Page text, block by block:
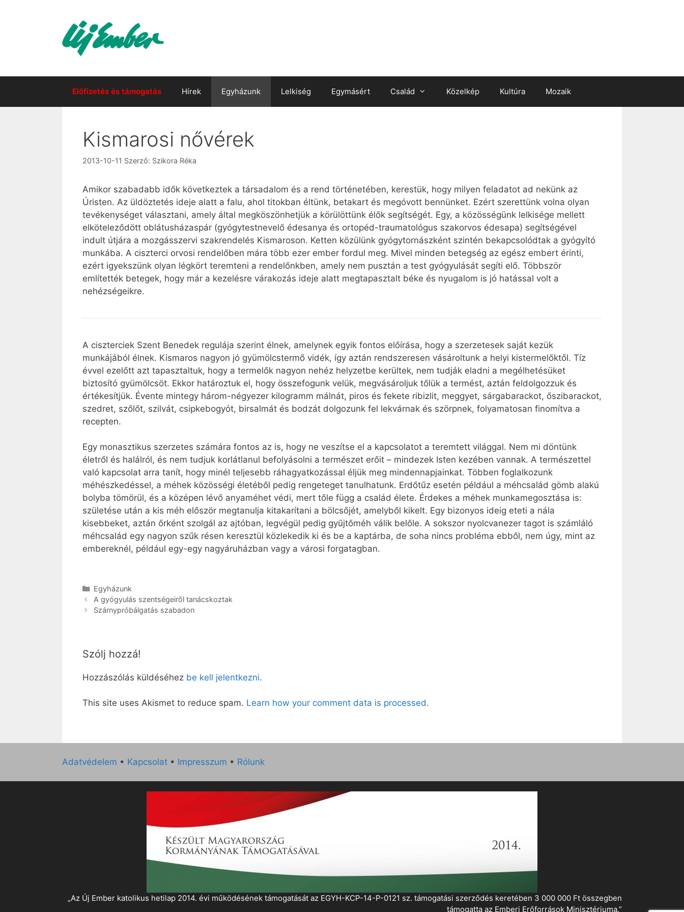
Előfizetés és támogatás Hírek Egyházunk Lelkiség Egymásért Család Közelkép Kultúra Mozaik
Kismarosi nővérek
2013-10-11 Szerző: Szikora Réka
Amikor szabadabb idők következtek a társadalom és a rend történetében, kerestük, hogy milyen feladatot ad nekünk az
Úristen. Az üldöztetés ideje alatt a falu, ahol titokban éltünk, betakart és megóvott bennünket. Ezért szerettünk volna olyan
tevékenységet választani, amely által megköszönhetjük a körülöttünk élők segítségét. Egy, a közösségünk lelkisége mellett
elköteleződött oblátusházaspár (gyógytestnevelő édesanya és ortopéd-traumatológus szakorvos édesapa) segítségével
indult útjára a mozgásszervi szakrendelés Kismaroson. Ketten közülünk gyógytornászként szintén bekapcsolódtak a gyógyító
munkába. A ciszterci orvosi rendelőben mára több ezer ember fordul meg. Mivel minden betegség az egész embert érinti,
ezért igyekszünk olyan légkört teremteni a rendelőnkben, amely nem pusztán a test gyógyulását segíti elő. Többször
említették betegek, hogy már a kezelésre várakozás ideje alatt megtapasztalt béke és nyugalom is jó hatással volt a
nehézségeikre.
A ciszterciek Szent Benedek regulája szerint élnek, amelynek egyik fontos előírása, hogy a szerzetesek saját kezük
munkájából élnek. Kismaros nagyon jó gyümölcstermő vidék, így aztán rendszeresen vásároltunk a helyi kistermelőktől. Tíz
évvel ezelőtt azt tapasztaltuk, hogy a termelők nagyon nehéz helyzetbe kerültek, nem tudják eladni a megélhetésüket
biztosító gyümölcsöt. Ekkor határoztuk el, hogy összefogunk velük, megvásároljuk tőlük a termést, aztán feldolgozzuk és
értékesítjük. Évente mintegy három-négyezer kilogramm málnát, piros és fekete ribizlit, meggyet, sárgabarackot, őszibarackot,
szedret, szőlőt, szilvát, csipkebogyót, birsalmát és bodzát dolgozunk fel lekvárnak és szörpnek, folyamatosan finomítva a
recepten.
Egy monasztikus szerzetes számára fontos az is, hogy ne veszítse el a kapcsolatot a teremtett világgal. Nem mi döntünk
életről és halálról, és nem tudjuk korlátlanul befolyásolni a természet erőit – mindezek Isten kezében vannak. A természettel
való kapcsolat arra tanít, hogy minél teljesebb ráhagyatkozással éljük meg mindennapjainkat. Többen foglalkozunk
méhészkedéssel, a méhek közösségi életéből pedig rengeteget tanulhatunk. Erdőtűz esetén például a méhcsalád gömb alakú
bolyba tömörül, és a középen lévő anyaméhet védi, mert tőle függ a család élete. Érdekes a méhek munkamegosztása is:
születése után a kis méh először megtanulja kitakarítani a bölcsőjét, amelyből kikelt. Egy bizonyos ideig eteti a nála
kisebbeket, aztán őrként szolgál az ajtóban, legvégül pedig gyűjtőméh válik belőle. A sokszor nyolcvanezer tagot is számláló
méhcsalád egy nagyon szűk résen keresztül közlekedik ki és be a kaptárba, de soha nincs probléma ebből, nem úgy, mint az
embereknél, például egy-egy nagyáruházban vagy a városi forgatagban.
Kategória
Egyházunk
A gyógyulás szentségeiről tanácskoztak
Szárnypróbálgatás szabadon
Szólj hozzá!
Hozzászólás küldéséhez be kell jelentkezni.
This site uses Akismet to reduce spam. Learn how your comment data is processed.
Adatvédelem • Kapcsolat • Impresszum • Rólunk
„Az Új Ember katolikus hetilap 2014. évi működésének támogatását az EGYH-KCP-14-P-0121 sz. támogatási szerződés keretében 3 000 000 Ft összegben
támogatta az Emberi Erőforrások Minisztériuma.”